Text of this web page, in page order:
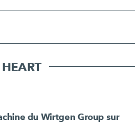
du Wirtgen Group sur